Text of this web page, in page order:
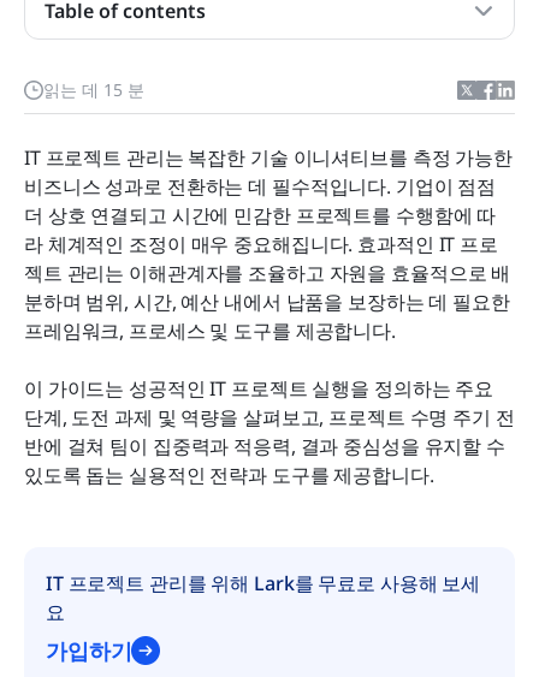
읽는 데 15 분
IT 프로젝트 관리는 복잡한 기술 이니셔티브를 측정 가능한
비즈니스 성과로 전환하는 데 필수적입니다. 기업이 점점
더 상호 연결되고 시간에 민감한 프로젝트를 수행함에 따
라 체계적인 조정이 매우 중요해집니다. 효과적인 IT 프로
젝트 관리는 이해관계자를 조율하고 자원을 효율적으로 배
분하며 범위, 시간, 예산 내에서 납품을 보장하는 데 필요한
프레임워크, 프로세스 및 도구를 제공합니다.
이 가이드는 성공적인 IT 프로젝트 실행을 정의하는 주요
단계, 도전 과제 및 역량을 살펴보고, 프로젝트 수명 주기 전
반에 걸쳐 팀이 집중력과 적응력, 결과 중심성을 유지할 수
있도록 돕는 실용적인 전략과 도구를 제공합니다.
IT 프로젝트 관리를 위해 Lark를 무료로 사용해 보세
요
가입하기
Table of contents
IT 프로젝트 관리에서 흔히 겪는 어려움
IT 프로젝트 결과를 향상시키기 위한 검증된 전략
IT 프로젝트 관리를 위한 최고의 도구
IT 프로젝트 관리에서 Lark의 역할 분석
결론: 오늘날 IT 프로젝트 관리 능력이 중요한 이유
자주 묻는 질문
관련 읽기